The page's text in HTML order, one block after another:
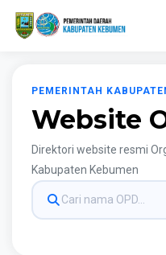
PEMERINTAH
Website
Direktori website resmi
Kabupaten Kebumen